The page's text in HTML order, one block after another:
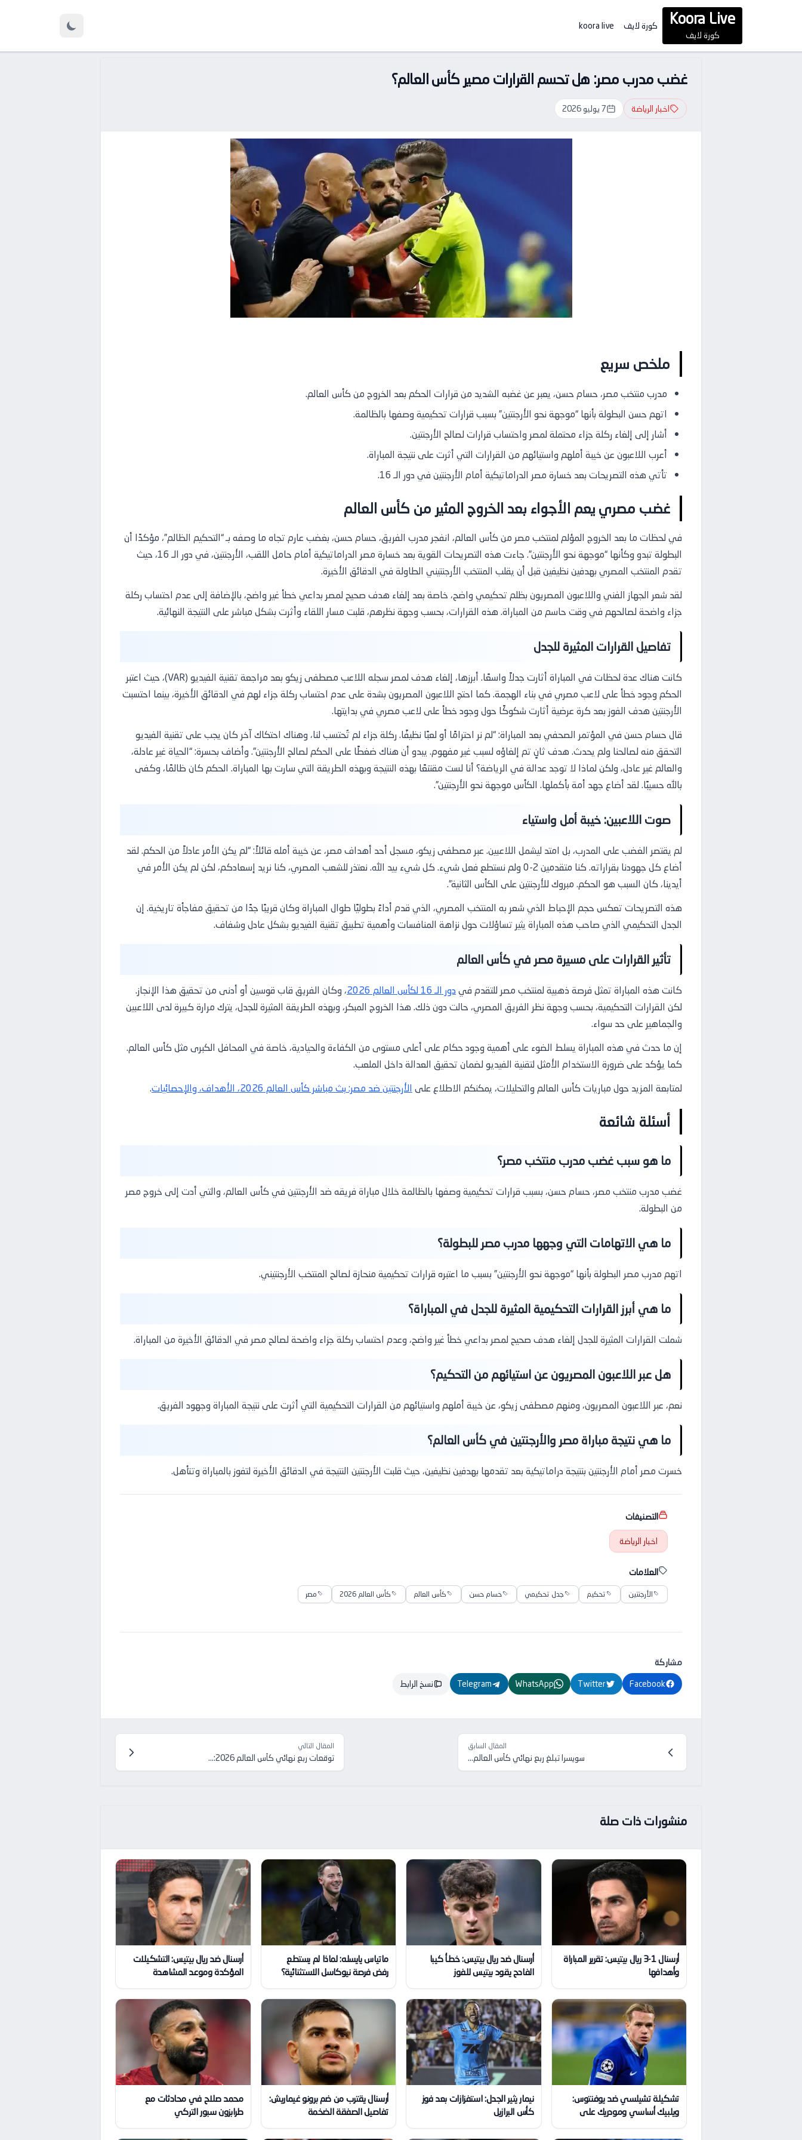
Koora Live
كورة لايف
كورة لايف koora live
غضب مدرب مصر: هل تحسم القرارات مصير كأس العالم؟
اخبار الرياضة 7 يوليو 2026
ملخص سريع
مدرب منتخب مصر، حسام حسن، يعبر عن غضبه الشديد من قرارات الحكم بعد الخروج من كأس العالم.
اتهم حسن البطولة بأنها “موجهة نحو الأرجنتين” بسبب قرارات تحكيمية وصفها بالظالمة.
أشار إلى إلغاء ركلة جزاء محتملة لمصر واحتساب قرارات لصالح الأرجنتين.
أعرب اللاعبون عن خيبة أملهم واستيائهم من القرارات التي أثرت على نتيجة المباراة.
تأتي هذه التصريحات بعد خسارة مصر الدراماتيكية أمام الأرجنتين في دور الـ 16.
غضب مصري يعم الأجواء بعد الخروج المثير من كأس العالم
في لحظات ما بعد الخروج المؤلم لمنتخب مصر من كأس العالم، انفجر مدرب الفريق، حسام حسن، بغضب عارم تجاه ما وصفه بـ “التحكيم الظالم”، مؤكدًا أن
البطولة تبدو وكأنها “موجهة نحو الأرجنتين”. جاءت هذه التصريحات القوية بعد خسارة مصر الدراماتيكية أمام حامل اللقب، الأرجنتين، في دور الـ 16، حيث
تقدم المنتخب المصري بهدفين نظيفين قبل أن يقلب المنتخب الأرجنتيني الطاولة في الدقائق الأخيرة.
لقد شعر الجهاز الفني واللاعبون المصريون بظلم تحكيمي واضح، خاصة بعد إلغاء هدف صحيح لمصر بداعي خطأ غير واضح، بالإضافة إلى عدم احتساب ركلة
جزاء واضحة لصالحهم في وقت حاسم من المباراة. هذه القرارات، بحسب وجهة نظرهم، قلبت مسار اللقاء وأثرت بشكل مباشر على النتيجة النهائية.
تفاصيل القرارات المثيرة للجدل
كانت هناك عدة لحظات في المباراة أثارت جدلاً واسعًا. أبرزها، إلغاء هدف لمصر سجله اللاعب مصطفى زيكو بعد مراجعة تقنية الفيديو (VAR)، حيث اعتبر
الحكم وجود خطأ على لاعب مصري في بناء الهجمة. كما احتج اللاعبون المصريون بشدة على عدم احتساب ركلة جزاء لهم في الدقائق الأخيرة، بينما احتسبت
الأرجنتين هدف الفوز بعد كرة عرضية أثارت شكوكًا حول وجود خطأ على لاعب مصري في بدايتها.
قال حسام حسن في المؤتمر الصحفي بعد المباراة: “لم نر احترامًا أو لعبًا نظيفًا. ركلة جزاء لم تُحتسب لنا، وهناك احتكاك آخر كان يجب على تقنية الفيديو
التحقق منه لصالحنا ولم يحدث. هدف ثانٍ تم إلغاؤه لسبب غير مفهوم. يبدو أن هناك ضغطًا على الحكم لصالح الأرجنتين”. وأضاف بحسرة: “الحياة غير عادلة،
والعالم غير عادل، ولكن لماذا لا توجد عدالة في الرياضة؟ أنا لست مقتنعًا بهذه النتيجة وبهذه الطريقة التي سارت بها المباراة. الحكم كان ظالمًا، وكفى
بالله حسيبًا. لقد أضاع جهد أمة بأكملها. الكأس موجهة نحو الأرجنتين”.
صوت اللاعبين: خيبة أمل واستياء
لم يقتصر الغضب على المدرب، بل امتد ليشمل اللاعبين. عبر مصطفى زيكو، مسجل أحد أهداف مصر، عن خيبة أمله قائلاً: “لم يكن الأمر عادلاً من الحكم. لقد
أضاع كل جهودنا بقراراته. كنا متقدمين 2-0 ولم نستطع فعل شيء. كل شيء بيد الله. نعتذر للشعب المصري، كنا نريد إسعادكم، لكن لم يكن الأمر في
أيدينا، كان السبب هو الحكم. مبروك للأرجنتين على الكأس الثانية”.
هذه التصريحات تعكس حجم الإحباط الذي شعر به المنتخب المصري، الذي قدم أداءً بطوليًا طوال المباراة وكان قريبًا جدًا من تحقيق مفاجأة تاريخية. إن
الجدل التحكيمي الذي صاحب هذه المباراة يثير تساؤلات حول نزاهة المنافسات وأهمية تطبيق تقنية الفيديو بشكل عادل وشفاف.
تأثير القرارات على مسيرة مصر في كأس العالم
كانت هذه المباراة تمثل فرصة ذهبية لمنتخب مصر للتقدم فيدور الـ 16 لكأس العالم 2026
، وكان الفريق قاب قوسين أو أدنى من تحقيق هذا الإنجاز.
لكن القرارات التحكيمية، بحسب وجهة نظر الفريق المصري، حالت دون ذلك. هذا الخروج المبكر، وبهذه الطريقة المثيرة للجدل، يترك مرارة كبيرة لدى اللاعبين
والجماهير على حد سواء.
إن ما حدث في هذه المباراة يسلط الضوء على أهمية وجود حكام على أعلى مستوى من الكفاءة والحيادية، خاصة في المحافل الكبرى مثل كأس العالم.
كما يؤكد على ضرورة الاستخدام الأمثل لتقنية الفيديو لضمان تحقيق العدالة داخل الملعب.
لمتابعة المزيد حول مباريات كأس العالم والتحليلات، يمكنكم الاطلاع علىالأرجنتين ضد مصر: بث مباشر كأس العالم 2026، الأهداف، والإحصائيات .
أسئلة شائعة
ما هو سبب غضب مدرب منتخب مصر؟
غضب مدرب منتخب مصر، حسام حسن، بسبب قرارات تحكيمية وصفها بالظالمة خلال مباراة فريقه ضد الأرجنتين في كأس العالم، والتي أدت إلى خروج مصر
من البطولة.
ما هي الاتهامات التي وجهها مدرب مصر للبطولة؟
اتهم مدرب مصر البطولة بأنها “موجهة نحو الأرجنتين” بسبب ما اعتبره قرارات تحكيمية منحازة لصالح المنتخب الأرجنتيني.
ما هي أبرز القرارات التحكيمية المثيرة للجدل في المباراة؟
شملت القرارات المثيرة للجدل إلغاء هدف صحيح لمصر بداعي خطأ غير واضح، وعدم احتساب ركلة جزاء واضحة لصالح مصر في الدقائق الأخيرة من المباراة.
هل عبر اللاعبون المصريون عن استيائهم من التحكيم؟
نعم، عبر اللاعبون المصريون، ومنهم مصطفى زيكو، عن خيبة أملهم واستيائهم من القرارات التحكيمية التي أثرت على نتيجة المباراة وجهود الفريق.
ما هي نتيجة مباراة مصر والأرجنتين في كأس العالم؟
خسرت مصر أمام الأرجنتين بنتيجة دراماتيكية بعد تقدمها بهدفين نظيفين، حيث قلبت الأرجنتين النتيجة في الدقائق الأخيرة لتفوز بالمباراة وتتأهل.
التصنيفات
اخبار الرياضة
العلامات
الأرجنتين تحكيم جدل تحكيمي حسام حسن كأس العالم كأس العالم 2026 مصر
مشاركة
Facebook
Twitter
WhatsApp
Telegram نسخ الرابط
المقال السابق
سويسرا تبلغ ربع نهائي كأس العالم...
المقال التالي
توقعات ربع نهائي كأس العالم 2026:...
منشورات ذات صلة
أرسنال 1-3 ريال بيتيس: تقرير المباراة
وأهدافها
أرسنال ضد ريال بيتيس: خطأ كيبا
الفادح يقود بيتيس للفوز
ماتياس يايسله: لماذا لم يستطع
رفض فرصة نيوكاسل الاستثنائية؟
أرسنال ضد ريال بيتيس: التشكيلات
المؤكدة وموعد المشاهدة
تشكيلة تشيلسي ضد يوفنتوس:
ويلبيك أساسي ومودريك على
مقاعد البدلاء
نيمار يثير الجدل: استفزازات بعد فوز
كأس البرازيل
أرسنال يقترب من ضم برونو غيماريش:
تفاصيل الصفقة الضخمة
محمد صلاح في محادثات مع
طرابزون سبور التركي